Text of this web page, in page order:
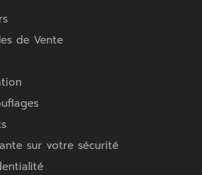
de Vente
sur votre sécurité